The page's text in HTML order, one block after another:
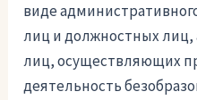
виде
лиц и должностных лиц,
лиц, осуществляющих
деятельность